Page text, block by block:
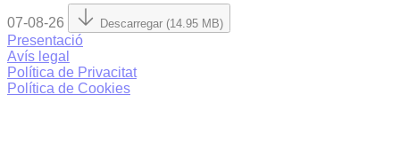
07-08-26 Descarregar (14.95 MB)
Presentació
Avís legal
Política de Privacitat
Política de Cookies